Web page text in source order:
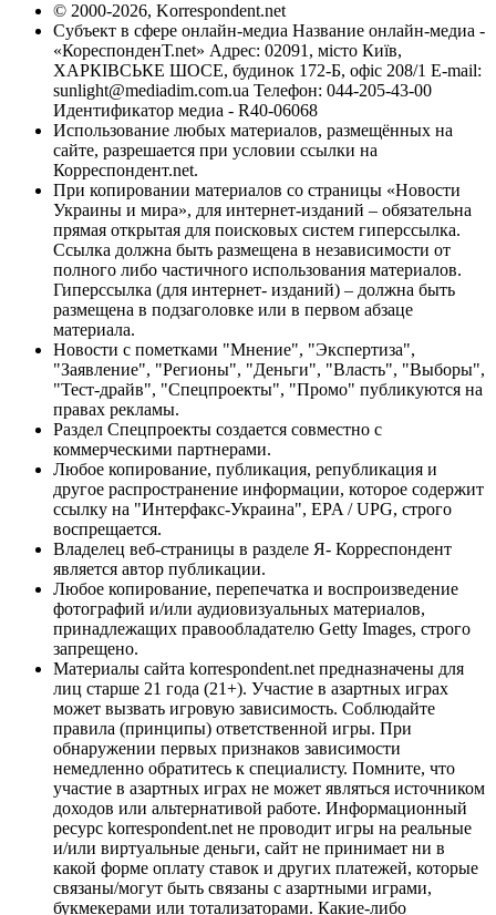
© 2000-2026, Korrespondent.net
Субъект в сфере онлайн-медиа Название онлайн-медиа -
«КореспонденТ.net» Адрес: 02091, місто Київ,
ХАРКІВСЬКЕ ШОСЕ, будинок 172-Б, офіс 208/1 E-mail:
sunlight@mediadim.com.ua Телефон: 044-205-43-00
Идентификатор медиа - R40-06068
Использование любых материалов, размещённых на
сайте, разрешается при условии ссылки на
Корреспондент.net.
При копировании материалов со страницы «Новости
Украины и мира», для интернет-изданий – обязательна
прямая открытая для поисковых систем гиперссылка.
Ссылка должна быть размещена в независимости от
полного либо частичного использования материалов.
Гиперссылка (для интернет- изданий) – должна быть
размещена в подзаголовке или в первом абзаце
материала.
Новости с пометками "Мнение", "Экспертиза",
"Заявление", "Регионы", "Деньги", "Власть", "Выборы",
"Тест-драйв", "Спецпроекты", "Промо" публикуются на
правах рекламы.
Раздел Спецпроекты создается совместно с
коммерческими партнерами.
Любое копирование, публикация, републикация и
другое распространение информации, которое содержит
ссылку на "Интерфакс-Украина", EPA / UPG, строго
воспрещается.
Владелец веб-страницы в разделе Я- Корреспондент
является автор публикации.
Любое копирование, перепечатка и воспроизведение
фотографий и/или аудиовизуальных материалов,
принадлежащих правообладателю Getty Images, строго
запрещено.
Материалы сайта korrespondent.net предназначены для
лиц старше 21 года (21+). Участие в азартных играх
может вызвать игровую зависимость. Соблюдайте
правила (принципы) ответственной игры. При
обнаружении первых признаков зависимости
немедленно обратитесь к специалисту. Помните, что
участие в азартных играх не может являться источником
доходов или альтернативой работе. Информационный
ресурс korrespondent.net не проводит игры на реальные
и/или виртуальные деньги, сайт не принимает ни в
какой форме оплату ставок и других платежей, которые
связаны/могут быть связаны с азартными играми,
букмекерами или тотализаторами. Какие-либо